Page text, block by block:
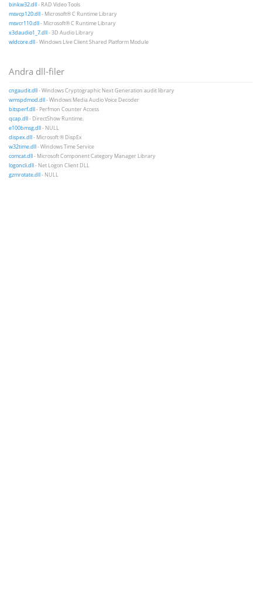
binkw32.dll- RAD Video Tools
msvcp120.dll- Microsoft® C Runtime Library
msvcr110.dll- Microsoft® C Runtime Library
x3daudio1_7.dll- 3D Audio Library
wldcore.dll- Windows Live Client Shared Platform Module
Andra dll-filer
cngaudit.dll- Windows Cryptographic Next Generation audit library
wmspdmod.dll- Windows Media Audio Voice Decoder
bitsperf.dll- Perfmon Counter Access
qcap.dll- DirectShow Runtime.
e100bmsg.dll- NULL
dispex.dll- Microsoft ® DispEx
w32time.dll- Windows Time Service
comcat.dll- Microsoft Component Category Manager Library
logoncli.dll- Net Logon Client DLL
gzmrotate.dll- NULL